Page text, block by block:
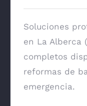
Soluciones
en La Alberca
completos
reformas de
emergencia.